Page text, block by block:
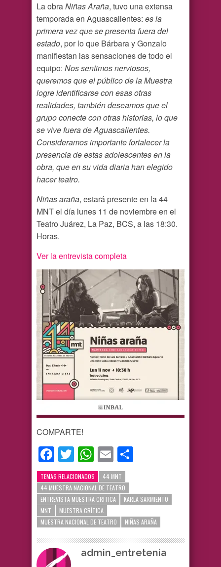
La obraNiñas Araña, tuvo una extensa
temporada en Aguascalientes: es la
primera vez que se presenta fuera del
estado, por lo que Bárbara y Gonzalo
manifiestan las sensaciones de todo el
equipo: Nos sentimos nerviosos,
queremos que el público de la Muestra
logre identificarse con esas otras
realidades, también deseamos que el
grupo conecte con otras historias, lo que
se vive fuera de Aguascalientes.
Consideramos importante fortalecer la
presencia de estas adolescentes en la
obra, que en su vida diaria han elegido
hacer teatro.
Niñas araña, estará presente en la 44
MNT el día lunes 11 de noviembre en el
Teatro Juárez, La Paz, BCS, a las 18:30.
Horas.
Ver la entrevista completa
COMPARTE!
Facebook
TwitterWhatsApp
Email
TEMAS RELACIONADOS
44 MNT
44 MUESTRA NACIONAL DE TEATRO
ENTREVISTA MUESTRA CRITICA
KARLA SARMIENTO
MNT
MUESTRA CRÍTICA
MUESTRA NACIONAL DE TEATRO
NIÑAS ARAÑA
admin_entretenia